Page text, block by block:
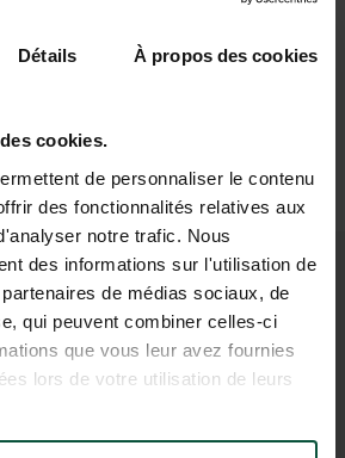
Détails À propos des cookies
cookies.
de personnaliser le contenu
des fonctionnalités relatives aux
notre trafic. Nous
des informations sur l'utilisation de
de médias sociaux, de
qui peuvent combiner celles-ci
que vous leur avez fournies
lors de votre utilisation de leurs
(1h15 de bus + 10 min de marche)
Puis
Voiture ou taxi
(50 min)
NOTRE
informés des actus et des